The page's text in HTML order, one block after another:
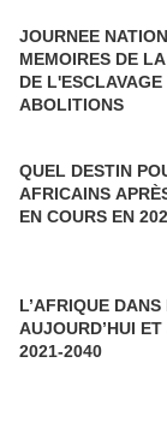
JOURNEE
MEMOIRES DE
DE
ABOLITIONS
QUEL DESTIN
AFRICAINS
EN COURS EN
L’AFRIQUE
AUJOURD’HUI
2021-2040